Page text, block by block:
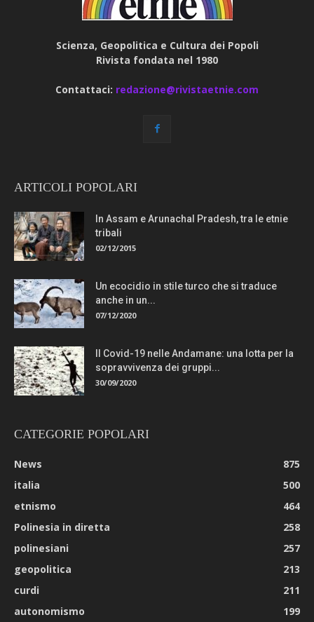
Scienza, Geopolitica e Cultura dei Popoli
Rivista fondata nel 1980
Contattaci: redazione@rivistaetnie.com
ARTICOLI POPOLARI
In Assam e Arunachal Pradesh, tra le etnie
tribali
02/12/2015
Un ecocidio in stile turco che si traduce
anche in un...
07/12/2020
Il Covid-19 nelle Andamane: una lotta per la
sopravvivenza dei gruppi...
30/09/2020
CATEGORIE POPOLARI
News
875
italia
500
etnismo
464
Polinesia in diretta
258
polinesiani
257
geopolitica
213
curdi
211
autonomismo
199